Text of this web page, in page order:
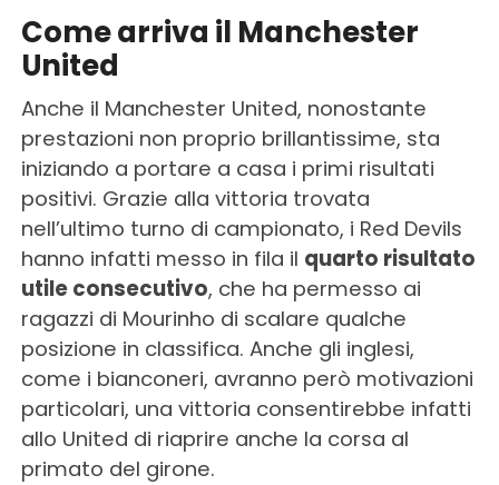
Come arriva il Manchester
United
Anche il Manchester United, nonostante
prestazioni non proprio brillantissime, sta
iniziando a portare a casa i primi risultati
positivi. Grazie alla vittoria trovata
nell’ultimo turno di campionato, i Red Devils
hanno infatti messo in fila il quarto risultato
utile consecutivo, che ha permesso ai
ragazzi di Mourinho di scalare qualche
posizione in classifica. Anche gli inglesi,
come i bianconeri, avranno però motivazioni
particolari, una vittoria consentirebbe infatti
allo United di riaprire anche la corsa al
primato del girone.